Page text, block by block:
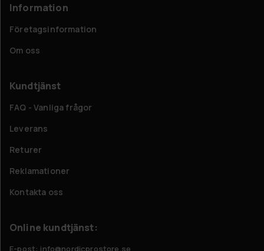
Information
Företagsinformation
Om oss
Kundtjänst
FAQ - Vanliga frågor
Leverans
Returer
Reklamationer
Kontakta oss
Online kundtjänst:
E-post: info@nordicprostore.se